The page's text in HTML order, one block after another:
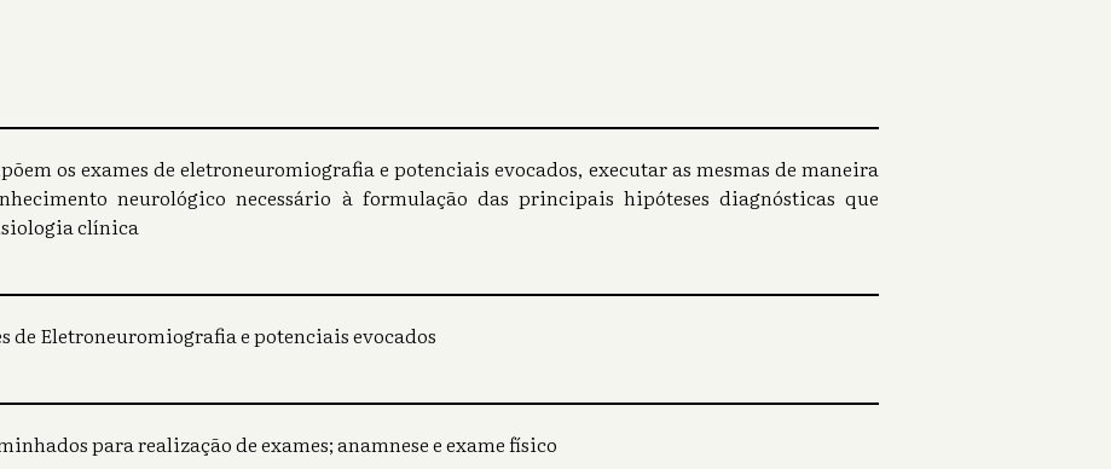
os exames de eletroneuromiografia e potenciais evocados, executar as mesmas de maneira
neurológico necessário à formulação das principais hipóteses diagnósticas que
clínica
de Eletroneuromiografia e potenciais evocados
para realização de exames; anamnese e exame físico